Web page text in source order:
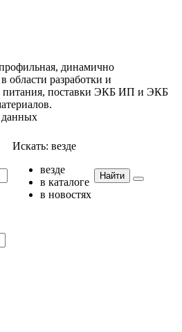
динамично
области разработки и
питания, поставки ЭКБ ИП и ЭКБ
данных
Искать: везде
везде
в каталоге
в новостях
Найти